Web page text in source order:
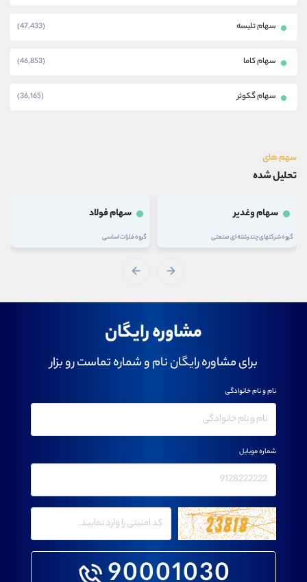
سهام تلیسه (47,433)
سهام کاما (46,853)
سهام گکوثر (36,165)
سهم های
تحلیل شده
سهام وغدیر
گروه شرکتهای چند رشته ای صنعتی
سهام فولاد
گروه فلزات اساسی
مشاوره رایگان
برای مشاوره رایگان نام و شماره تماست رو بزار
نام و نام خانوادگی
شماره موبایل